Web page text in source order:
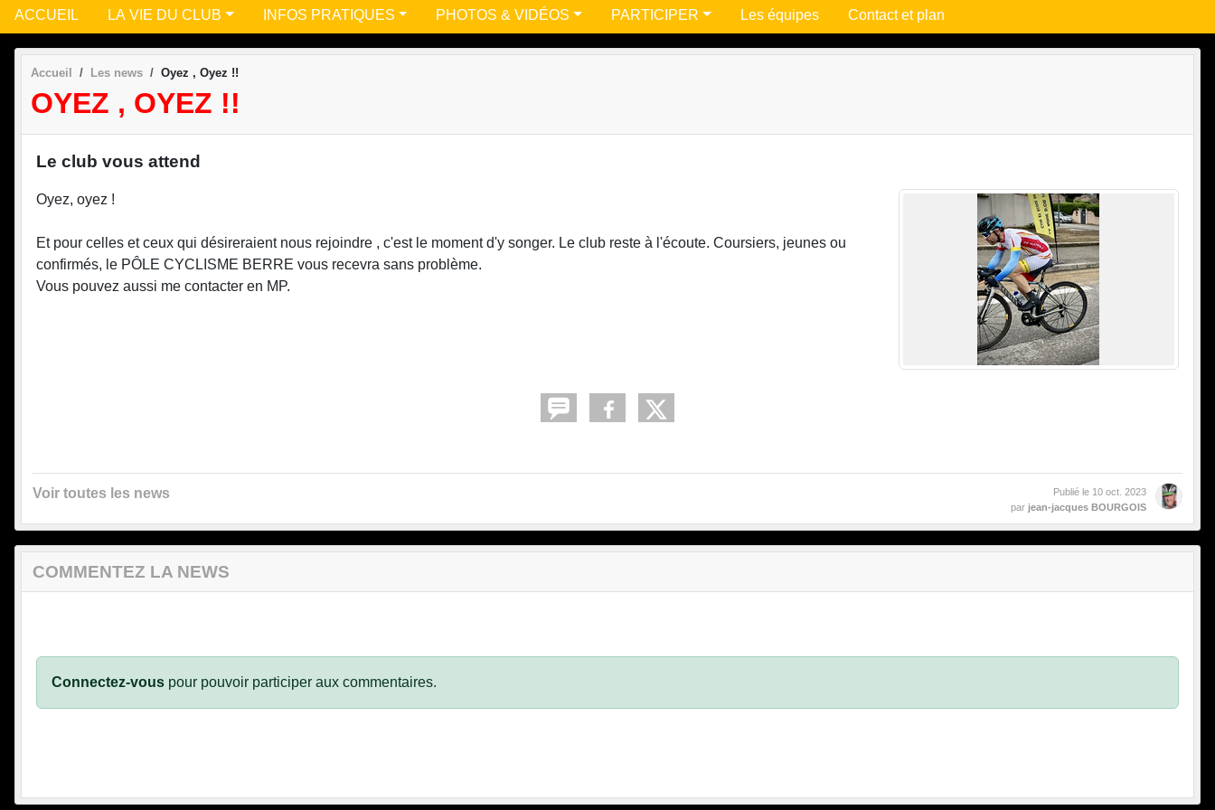
ACCUEIL LA VIE DU CLUB INFOS PRATIQUES PHOTOS & VIDÉOS PARTICIPER Les équipes Contact et plan
Accueil Les news Oyez , Oyez !!
OYEZ , OYEZ !!
Le club vous attend
Oyez, oyez !
Et pour celles et ceux qui désireraient nous rejoindre , c'est le moment d'y songer. Le club reste à l'écoute. Coursiers, jeunes ou
confirmés, le PÔLE CYCLISME BERRE vous recevra sans problème.
Vous pouvez aussi me contacter en MP.
Voir toutes les news Publié le 10 oct. 2023
par jean-jacques BOURGOIS
COMMENTEZ LA NEWS
Connectez-vous pour pouvoir participer aux commentaires.